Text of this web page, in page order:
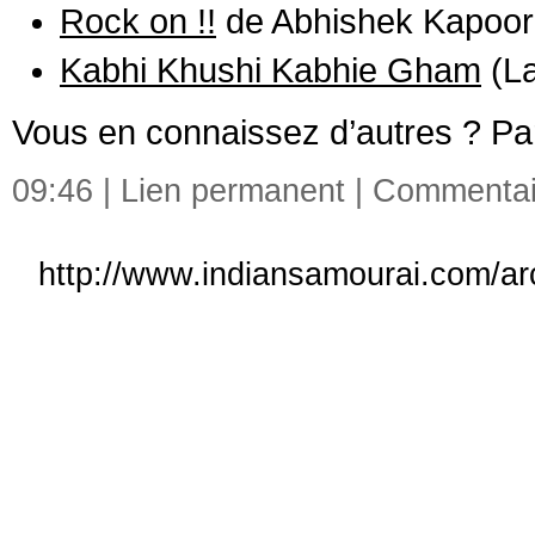
Rock on !! de Abhishek
Kabhi Khushi Kabhie Gham
Vous en connaissez d’autres ?
09:46 | Lien permanent
http://www.indiansamourai.com/